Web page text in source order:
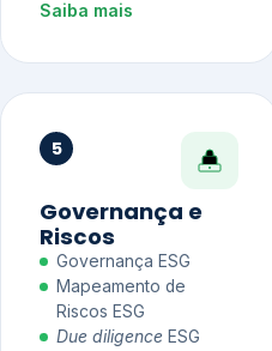
Saiba mais
5
Governança e
Riscos
Governança ESG
Mapeamento de
Riscos ESG
Due diligence ESG